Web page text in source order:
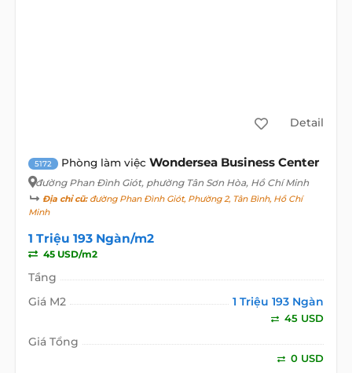
Detail
5172 Phòng làm việc Wondersea Business Center
đường Phan Đình Giót, phường Tân Sơn Hòa, Hồ Chí Minh
Địa chỉ cũ:đường Phan Đình Giót, Phường 2, Tân Bình, Hồ Chí
Minh
1 Triệu 193 Ngàn/m2
45 USD/m2
Tầng
Giá M2
1 Triệu 193 Ngàn
45 USD
Giá Tổng
0 USD